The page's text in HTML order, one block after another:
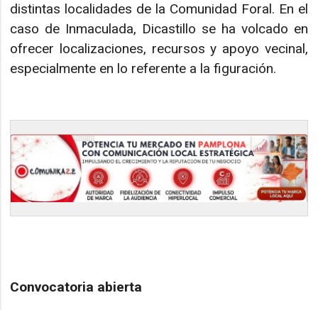
distintas localidades de la Comunidad Foral. En el
caso de Inmaculada, Dicastillo se ha volcado en
ofrecer localizaciones, recursos y apoyo vecinal,
especialmente en lo referente a la figuración.
Convocatoria abierta